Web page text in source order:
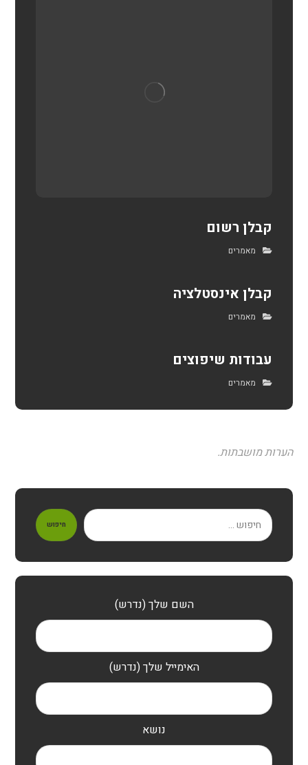
קבלן רשום
מאמרים
קבלן אינסטלציה
מאמרים
עבודות שיפוצים
מאמרים
הערות מושבתות.
חיפוש
השם שלך (נדרש)
האימייל שלך (נדרש)
נושא